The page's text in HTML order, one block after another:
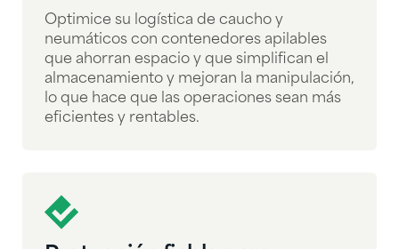
Optimice su logística de caucho y
neumáticos con contenedores apilables
que ahorran espacio y que simplifican el
almacenamiento y mejoran la manipulación,
lo que hace que las operaciones sean más
eficientes y rentables.